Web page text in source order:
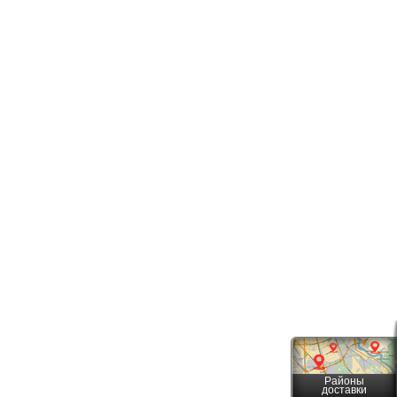
Районы
доставки